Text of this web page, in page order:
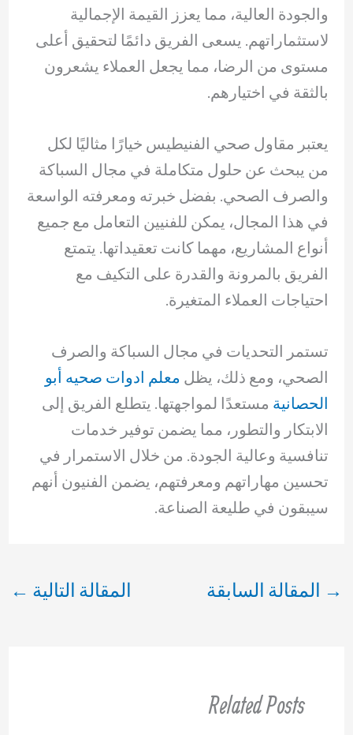
والجودة العالية، مما يعزز القيمة الإجمالية
لاستثماراتهم. يسعى الفريق دائمًا لتحقيق أعلى
مستوى من الرضا، مما يجعل العملاء يشعرون
بالثقة في اختيارهم.
يعتبر مقاول صحي الفنيطيس خيارًا مثاليًا لكل
من يبحث عن حلول متكاملة في مجال السباكة
والصرف الصحي. بفضل خبرته ومعرفته الواسعة
في هذا المجال، يمكن للفنيين التعامل مع جميع
أنواع المشاريع، مهما كانت تعقيداتها. يتمتع
الفريق بالمرونة والقدرة على التكيف مع
احتياجات العملاء المتغيرة.
تستمر التحديات في مجال السباكة والصرف
الصحي، ومع ذلك، يظل معلم ادوات صحيه أبو
الحصانية مستعدًا لمواجهتها. يتطلع الفريق إلى
الابتكار والتطور، مما يضمن توفير خدمات
تنافسية وعالية الجودة. من خلال الاستمرار في
تحسين مهاراتهم ومعرفتهم، يضمن الفنيون أنهم
سيبقون في طليعة الصناعة.
→ المقالة السابقة المقالة التالية ←
Related Posts